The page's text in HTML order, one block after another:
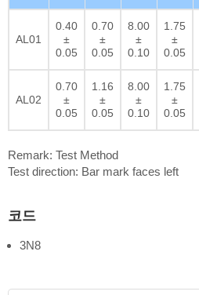
AL01
0.40
±
0.05
0.70
±
0.05
8.00
±
0.10
1.75
±
0.05
AL02
0.70
±
0.05
1.16
±
0.05
8.00
±
0.10
1.75
±
0.05
Remark: Test Method
Test direction: Bar mark faces left
코드
3N8